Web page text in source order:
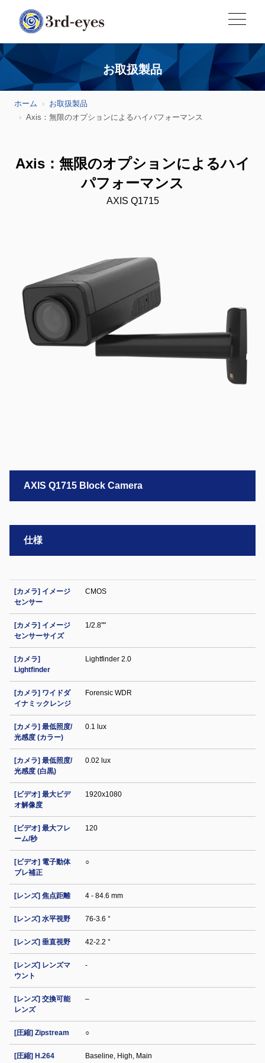
お取扱製品
ホーム
お取扱製品
Axis：無限のオプションによるハイパフォーマンス
Axis：無限のオプションによるハイ
パフォーマンス
AXIS Q1715
AXIS Q1715 Block Camera
仕様
[カメラ] イメージ
センサー
CMOS
[カメラ] イメージ
センサーサイズ
1/2.8""
[カメラ]
Lightfinder
Lightfinder 2.0
[カメラ] ワイドダ
イナミックレンジ
Forensic WDR
[カメラ] 最低照度/
光感度 (カラー)
0.1 lux
[カメラ] 最低照度/
光感度 (白黒)
0.02 lux
[ビデオ] 最大ビデ
オ解像度
1920x1080
[ビデオ] 最大フレ
ーム/秒
120
[ビデオ] 電子動体
ブレ補正
○
[レンズ] 焦点距離 4 - 84.6 mm
[レンズ] 水平視野 76-3.6 °
[レンズ] 垂直視野 42-2.2 °
[レンズ] レンズマ
ウント
-
[レンズ] 交換可能
レンズ
–
[圧縮] Zipstream ○
[圧縮] H.264 Baseline, High, Main